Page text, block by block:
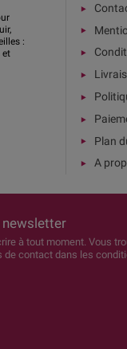
:
et
Plan
A
à tout moment. Vous
de contact dans les